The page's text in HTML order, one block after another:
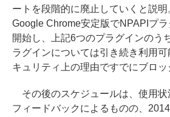
ートを段階的に廃止していくと説明
Google Chrome安定版でNPAPIプ
開始し、上記6つのプラグインのう
ラグインについては引き続き利用
キュリティ上の理由ですでにブロッ
その後のスケジュールは、使用状
フィードバックによるものの、